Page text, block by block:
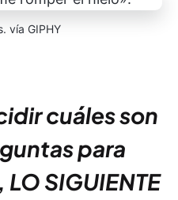
vía GIPHY
cuáles son
para
SIGUIENTE